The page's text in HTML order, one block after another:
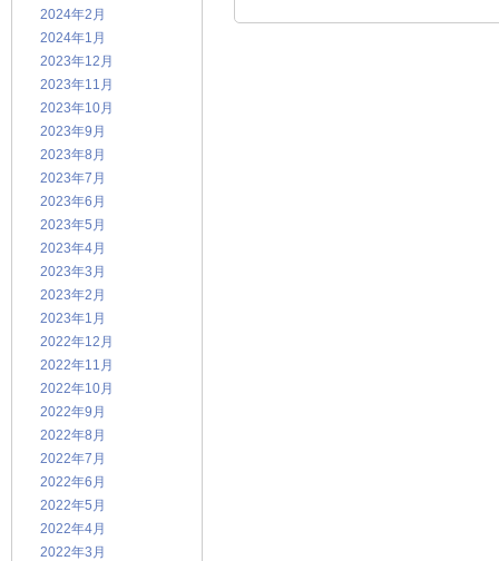
2024年2月
2024年1月
2023年12月
2023年11月
2023年10月
2023年9月
2023年8月
2023年7月
2023年6月
2023年5月
2023年4月
2023年3月
2023年2月
2023年1月
2022年12月
2022年11月
2022年10月
2022年9月
2022年8月
2022年7月
2022年6月
2022年5月
2022年4月
2022年3月